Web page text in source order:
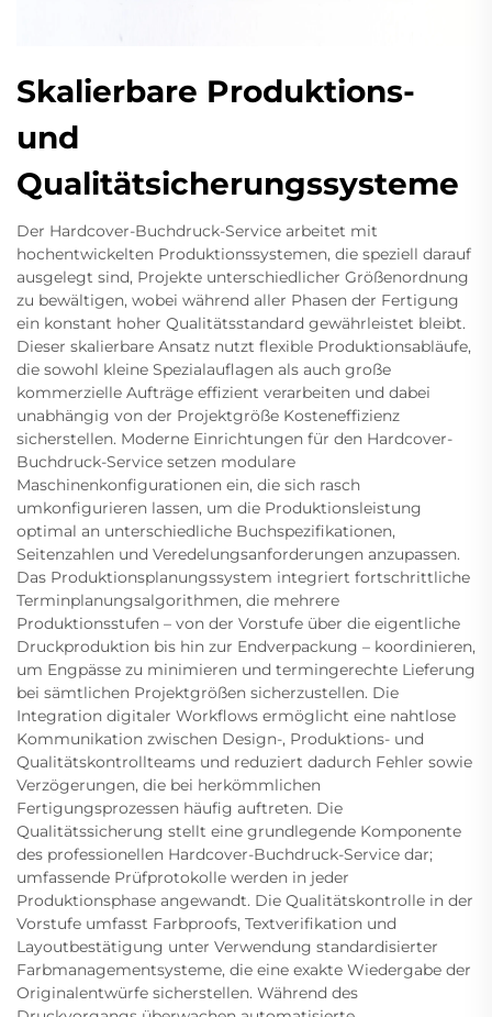
Skalierbare Produktions-
und
Qualitätsicherungssysteme
Der Hardcover-Buchdruck-Service arbeitet mit
hochentwickelten Produktionssystemen, die speziell darauf
ausgelegt sind, Projekte unterschiedlicher Größenordnung
zu bewältigen, wobei während aller Phasen der Fertigung
ein konstant hoher Qualitätsstandard gewährleistet bleibt.
Dieser skalierbare Ansatz nutzt flexible Produktionsabläufe,
die sowohl kleine Spezialauflagen als auch große
kommerzielle Aufträge effizient verarbeiten und dabei
unabhängig von der Projektgröße Kosteneffizienz
sicherstellen. Moderne Einrichtungen für den Hardcover-
Buchdruck-Service setzen modulare
Maschinenkonfigurationen ein, die sich rasch
umkonfigurieren lassen, um die Produktionsleistung
optimal an unterschiedliche Buchspezifikationen,
Seitenzahlen und Veredelungsanforderungen anzupassen.
Das Produktionsplanungssystem integriert fortschrittliche
Terminplanungsalgorithmen, die mehrere
Produktionsstufen – von der Vorstufe über die eigentliche
Druckproduktion bis hin zur Endverpackung – koordinieren,
um Engpässe zu minimieren und termingerechte Lieferung
bei sämtlichen Projektgrößen sicherzustellen. Die
Integration digitaler Workflows ermöglicht eine nahtlose
Kommunikation zwischen Design-, Produktions- und
Qualitätskontrollteams und reduziert dadurch Fehler sowie
Verzögerungen, die bei herkömmlichen
Fertigungsprozessen häufig auftreten. Die
Qualitätssicherung stellt eine grundlegende Komponente
des professionellen Hardcover-Buchdruck-Service dar;
umfassende Prüfprotokolle werden in jeder
Produktionsphase angewandt. Die Qualitätskontrolle in der
Vorstufe umfasst Farbproofs, Textverifikation und
Layoutbestätigung unter Verwendung standardisierter
Farbmanagementsysteme, die eine exakte Wiedergabe der
Originalentwürfe sicherstellen. Während des